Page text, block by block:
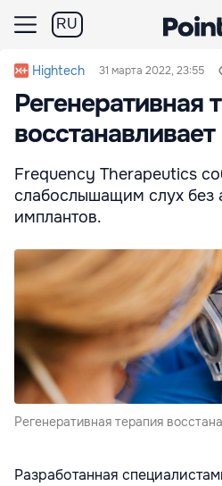
RU
Hightech 31 марта 2022, 23:55
Регенеративная
восстанавливает
Frequency Therapeutics
слабослышащим слух без
имплантов.
Регенеративная терапия
Разработанная